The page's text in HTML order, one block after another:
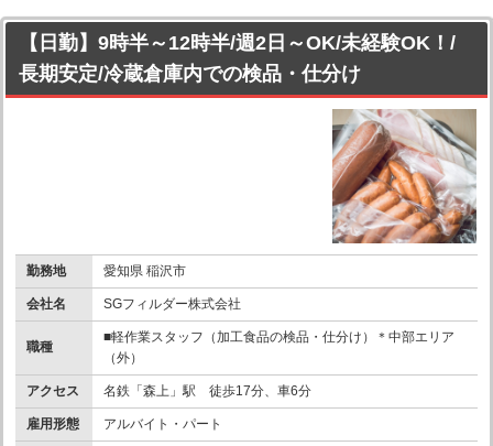
【日勤】9時半～12時半/週2日～OK/未経験OK！/
長期安定/冷蔵倉庫内での検品・仕分け
勤務地 愛知県 稲沢市
会社名 SGフィルダー株式会社
職種
■軽作業スタッフ（加工食品の検品・仕分け）＊中部エリア
（外）
アクセス 名鉄「森上」駅 徒歩17分、車6分
雇用形態 アルバイト・パート